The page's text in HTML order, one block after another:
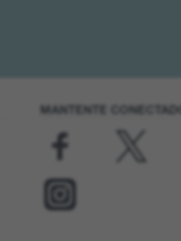
MANTENTE CONECTADO